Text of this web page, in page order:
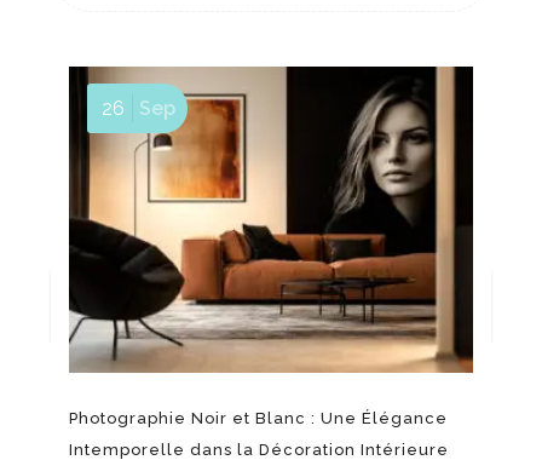
Photographie Noir et Blanc : Une Élégance
Intemporelle dans la Décoration Intérieure
26 Sep